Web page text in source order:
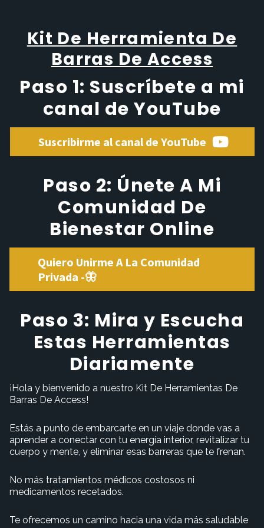
Kit De Herramienta De
Barras De Access
Paso 1: Suscríbete a mi
canal de YouTube
Suscribirme al canal de YouTube
Paso 2: Únete A Mi
Comunidad De
Bienestar Online
Quiero Unirme A La Comunidad
Privada -🦋
Paso 3: Mira y Escucha
Estas Herramientas
Diariamente
¡Hola y bienvenido a nuestro Kit De Herramientas De
Barras De Access!
Estás a punto de embarcarte en un viaje donde vas a
aprender a conectar con tu energía interior, revitalizar tu
cuerpo y mente, y eliminar esas barreras que te frenan.
No más tratamientos médicos costosos ni
medicamentos recetados.
Te ofrecemos un camino hacia una vida más saludable